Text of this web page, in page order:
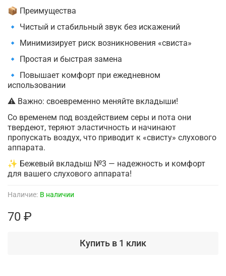
Наличие: В наличии
70 ₽
Купить в 1 клик
📦 Преимущества
🔹 Чистый и стабильный звук без искажений
🔹 Минимизирует риск возникновения «свиста»
🔹 Простая и быстрая замена
🔹 Повышает комфорт при ежедневном
использовании
⚠️ Важно: своевременно меняйте вкладыши!
Со временем под воздействием серы и пота они
твердеют, теряют эластичность и начинают
пропускать воздух, что приводит к «свисту» слухового
аппарата.
✨ Бежевый вкладыш №3 — надежность и комфорт
для вашего слухового аппарата!